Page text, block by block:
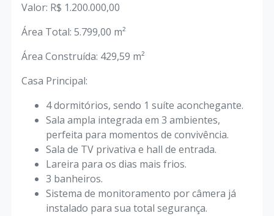
​Valor: R$ 1.200.000,00
​Área Total: 5.799,00 m²
​Área Construída: 429,59 m²
​Casa Principal:
​4 dormitórios, sendo 1 suíte aconchegante.
​Sala ampla integrada em 3 ambientes,
perfeita para momentos de convivência.
​Sala de TV privativa e hall de entrada.
​Lareira para os dias mais frios.
​3 banheiros.
​Sistema de monitoramento por câmera já
instalado para sua total segurança.